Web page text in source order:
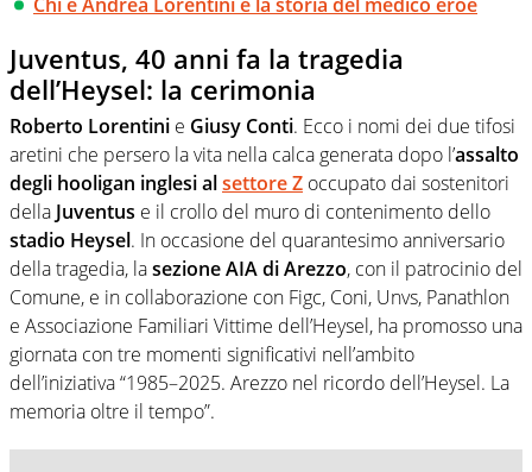
Juventus, 40 anni fa la tragedia
dell’Heysel: la cerimonia
Roberto Lorentini e Giusy Conti. Ecco i nomi dei due tifosi
aretini che persero la vita nella calca generata dopo l’assalto
degli hooligan inglesi alsettore Z occupato dai sostenitori
della Juventus e il crollo del muro di contenimento dello
stadio Heysel. In occasione del quarantesimo anniversario
della tragedia, lasezione AIA di Arezzo, con il patrocinio del
Comune, e in collaborazione con Figc, Coni, Unvs, Panathlon
e Associazione Familiari Vittime dell’Heysel, ha promosso una
giornata con tre momenti significativi nell’ambito
dell’iniziativa “1985–2025. Arezzo nel ricordo dell’Heysel. La
memoria oltre il tempo”.